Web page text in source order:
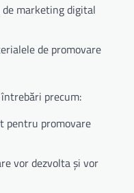
marketing digital
de promovare
precum:
pentru promovare
vor dezvolta și vor